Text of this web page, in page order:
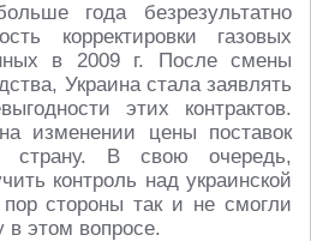
года безрезультатно
корректировки газовых
в 2009 г. После смены
Украина стала заявлять
этих контрактов.
изменении цены поставок
страну. В свою очередь,
контроль над украинской
стороны так и не смогли
в этом вопросе.